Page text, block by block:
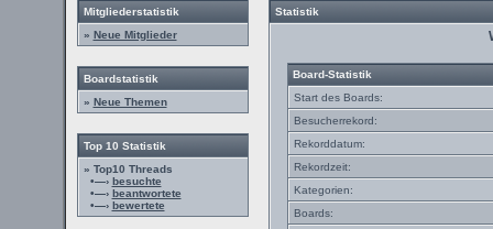
Mitgliederstatistik
» Neue Mitglieder
Boardstatistik
» Neue Themen
Top 10 Statistik
» Top10 Threads
•—› besuchte
•—› beantwortete
•—› bewertete
Statistik
Board-Statistik
Start des Boards:
Besucherrekord:
Rekorddatum:
Rekordzeit:
Kategorien:
Boards: